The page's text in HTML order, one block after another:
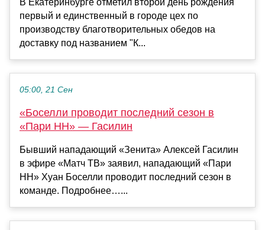
В Екатеринбурге отметил второй день рождения
первый и единственный в городе цех по
производству благотворительных обедов на
доставку под названием "К...
05:00, 21 Сен
«Боселли проводит последний сезон в
«Пари НН» — Гасилин
Бывший нападающий «Зенита» Алексей Гасилин
в эфире «Матч ТВ» заявил, нападающий «Пари
НН» Хуан Боселли проводит последний сезон в
команде. Подробнее…...